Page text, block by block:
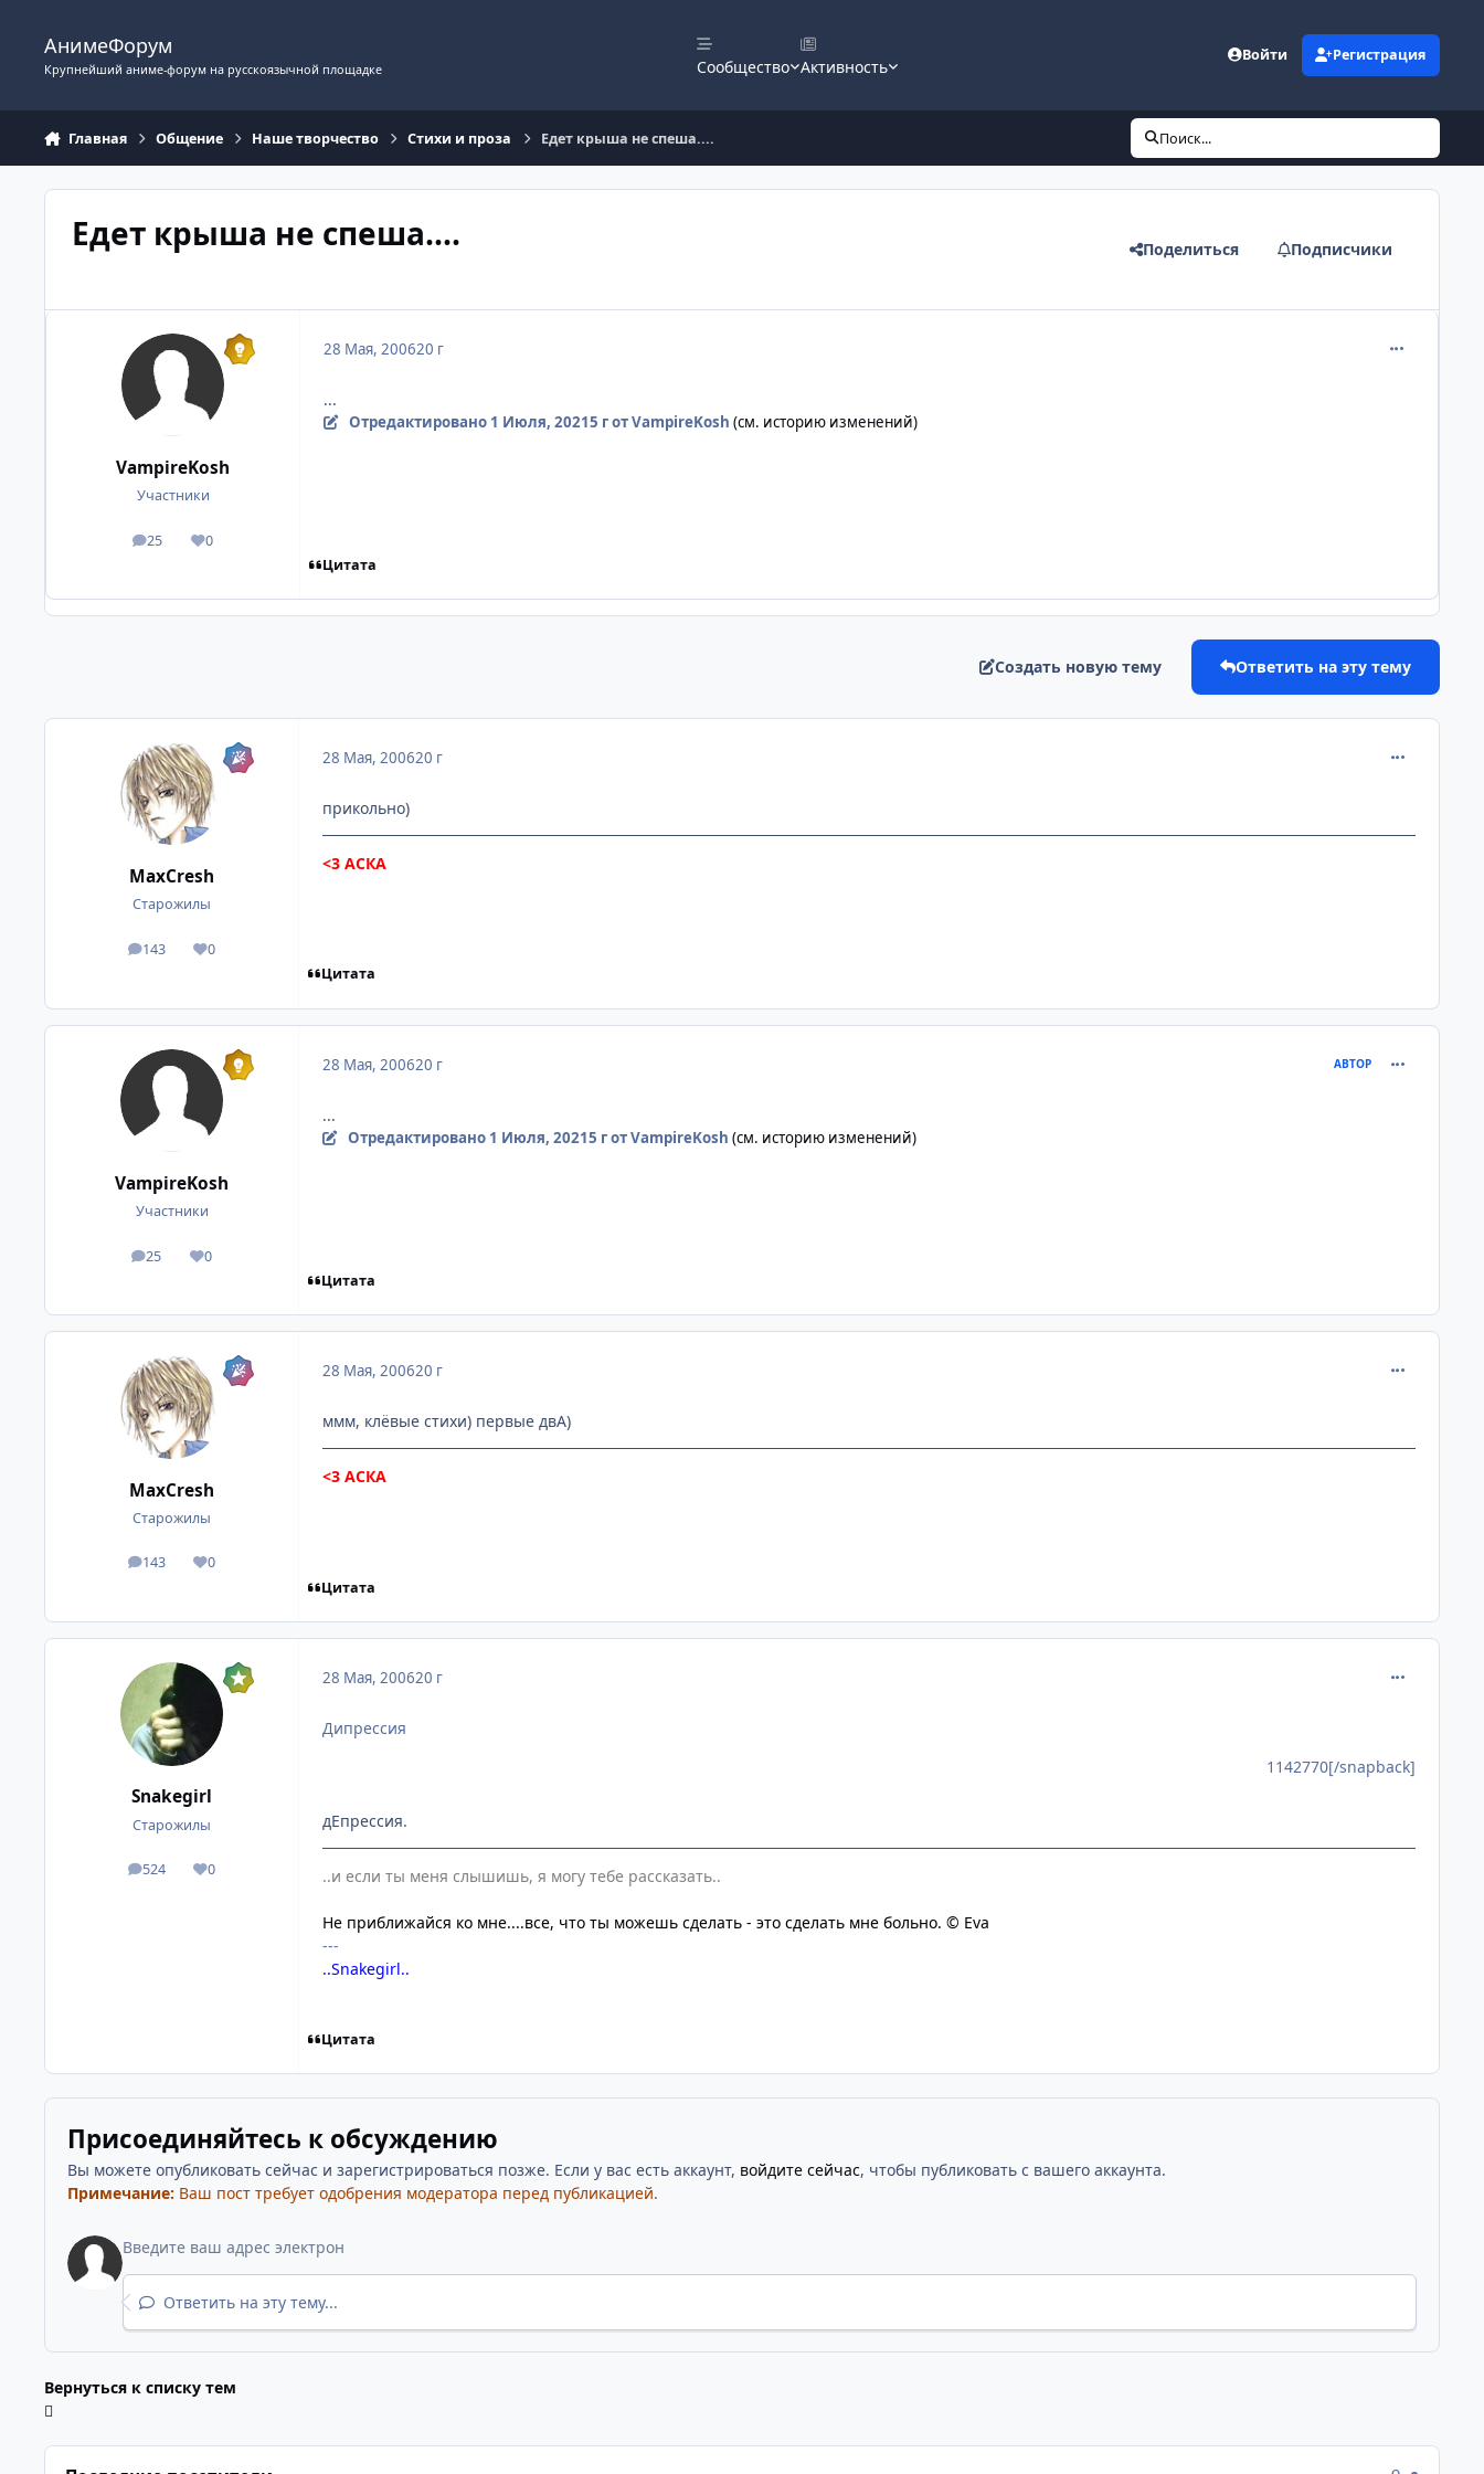
АнимеФорум
Крупнейший аниме-форум на русскоязычной площадке Сообщество Активность
Войти Регистрация
Главная Общение Наше творчество Стихи и проза Едет крыша не спеша.... Поиск...
Едет крыша не спеша.... Поделиться Подписчики
VampireKosh
Участники
25
посты 0
Репутация
28 Мая, 200620 г
...
Отредактировано 1 Июля, 20215 гот VampireKosh (см. историю изменений)
Цитата
Создать новую тему Ответить на эту тему
MaxCresh
Старожилы
143
посты 0
Репутация
28 Мая, 200620 г
прикольно)
<3 АСКА
Цитата
VampireKosh
Участники
25
посты 0
Репутация
28 Мая, 200620 г АВТОР
...
Отредактировано 1 Июля, 20215 гот VampireKosh (см. историю изменений)
Цитата
MaxCresh
Старожилы
143
посты 0
Репутация
28 Мая, 200620 г
ммм, клёвые стихи) первые двА)
<3 АСКА
Цитата
Snakegirl
Старожилы
524
посты 0
Репутация
28 Мая, 200620 г
Дипрессия
1142770[/snapback]
дЕпрессия.
..и если ты меня слышишь, я могу тебе рассказать..
Не приближайся ко мне....все, что ты можешь сделать - это сделать мне больно. © Eva
---
..Snakegirl..
Цитата
Присоединяйтесь к обсуждению
Вы можете опубликовать сейчас и зарегистрироваться позже. Если у вас есть аккаунт, войдите сейчас, чтобы публиковать с вашего аккаунта.
Примечание: Ваш пост требует одобрения модератора перед публикацией.
Ответить на эту тему...
Вернуться к списку тем